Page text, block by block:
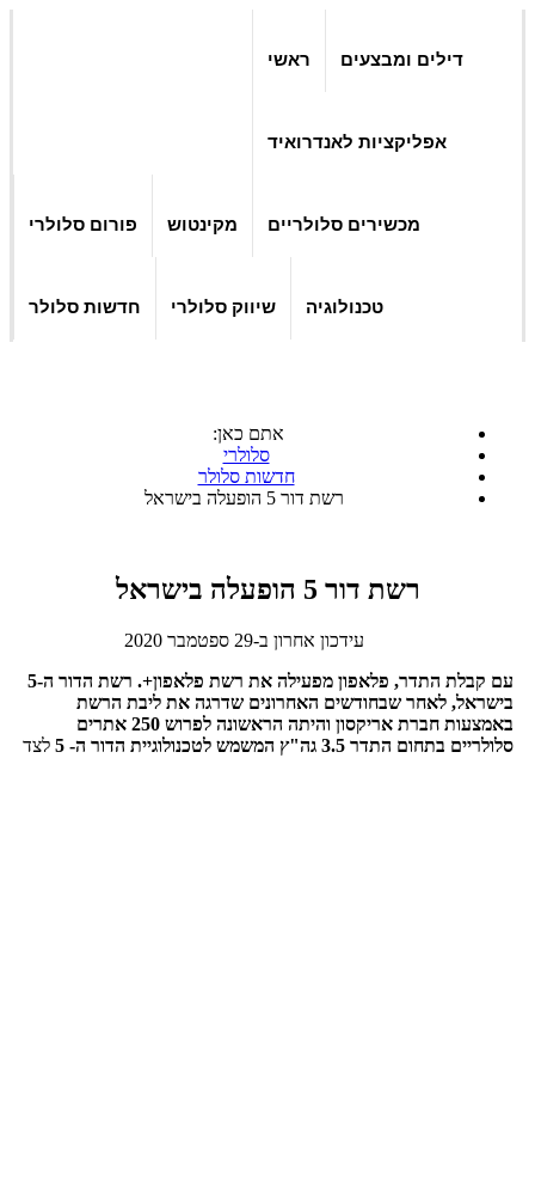
ראשי דילים ומבצעים
אפליקציות לאנדרואיד
פורום סלולרי מקינטוש מכשירים סלולריים
חדשות סלולר שיווק סלולרי טכנולוגיה
אתם כאן:
סלולרי
חדשות סלולר
רשת דור 5 הופעלה בישראל
רשת דור 5 הופעלה בישראל
עידכון אחרון ב-29 ספטמבר 2020
עם קבלת התדר, פלאפון מפעילה את רשת פלאפון+. רשת הדור ה-5
בישראל, לאחר שבחודשים האחרונים שדרגה את ליבת הרשת
באמצעות חברת אריקסון והיתה הראשונה לפרוש 250 אתרים
סלולריים בתחום התדר 3.5 גה"ץ המשמש לטכנולוגיית הדור ה- 5
לצד